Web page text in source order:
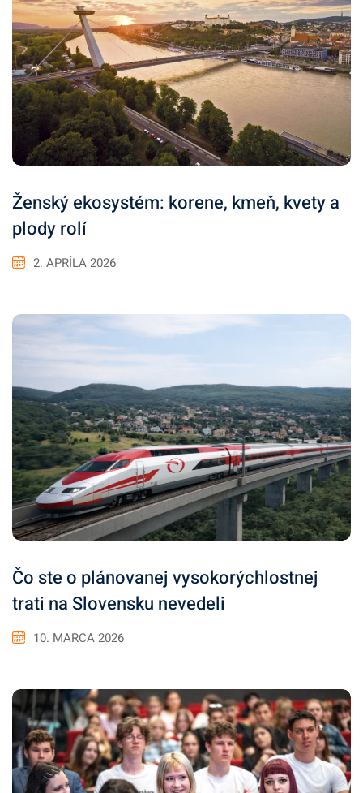
Ženský ekosystém: korene, kmeň, kvety a
plody rolí
2. APRÍLA 2026
Čo ste o plánovanej vysokorýchlostnej
trati na Slovensku nevedeli
10. MARCA 2026